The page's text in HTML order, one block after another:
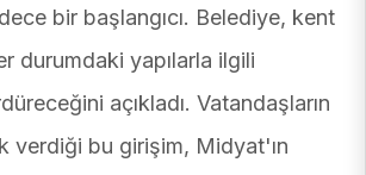
bir başlangıcı. Belediye, kent
durumdaki yapılarla ilgili
açıkladı. Vatandaşların
verdiği bu girişim, Midyat'ın